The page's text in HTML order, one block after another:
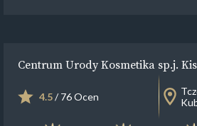
Centrum Urody Kosmetika sp.j.
4.5/ 76 Ocen